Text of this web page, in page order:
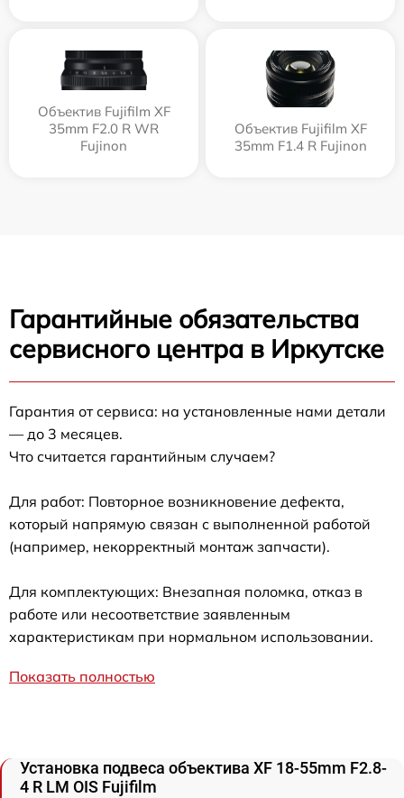
Объектив Fujifilm XF
35mm F2.0 R WR
Fujinon
Объектив Fujifilm XF
35mm F1.4 R Fujinon
Гарантийные обязательства
сервисного центра в Иркутске
Гарантия от сервиса: на установленные нами детали
— до 3 месяцев.
Что считается гарантийным случаем?
Для работ: Повторное возникновение дефекта,
который напрямую связан с выполненной работой
(например, некорректный монтаж запчасти).
Для комплектующих: Внезапная поломка, отказ в
работе или несоответствие заявленным
характеристикам при нормальном использовании.
Показать полностью
Установка подвеса объектива XF 18-55mm F2.8-
4 R LM OIS Fujifilm